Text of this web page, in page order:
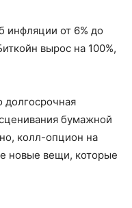
инфляции от 6% до
вырос на 100%,
долгосрочная
бумажной
колл-опцион на
новые вещи, которые